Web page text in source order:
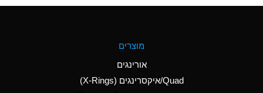
Aluminum Nitrate
(Aqueous)
מוצרים
אורינגים
Quad/איקסרינגים (X-Rings)